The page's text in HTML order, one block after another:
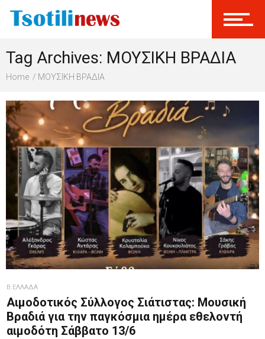
Γίνεται Μέλος
Tag Archives: ΜΟΥΣΙΚΗ ΒΡΑΔΙΑ
Home ΜΟΥΣΙΚΗ ΒΡΑΔΙΑ
Β.ΕΛΛΑΔΑ
Αιμοδοτικός Σύλλογος Σιάτιστας: Μουσική
Βραδιά για την παγκόσμια ημέρα εθελοντή
αιμοδότη Σάββατο 13/6